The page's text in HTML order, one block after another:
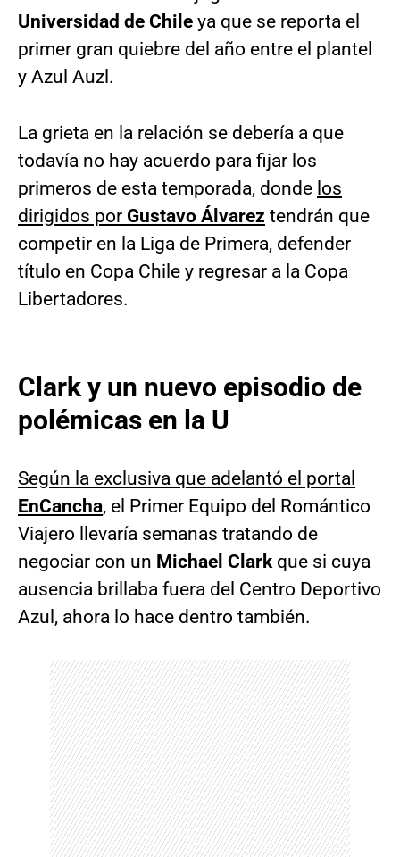
Universidad de Chile ya que se reporta el
primer gran quiebre del año entre el plantel
y Azul Auzl.
La grieta en la relación se debería a que
todavía no hay acuerdo para fijar los
primeros de esta temporada, donde los
dirigidos por Gustavo Álvarez tendrán que
competir en la Liga de Primera, defender
título en Copa Chile y regresar a la Copa
Libertadores.
Clark y un nuevo episodio de
polémicas en la U
Según la exclusiva que adelantó el portal
EnCancha, el Primer Equipo del Romántico
Viajero llevaría semanas tratando de
negociar con un Michael Clarkque si cuya
ausencia brillaba fuera del Centro Deportivo
Azul, ahora lo hace dentro también.